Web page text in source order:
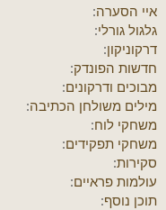
איי הסערה
גלגול גורלי
דרקוניקון
חדשות הפונדק
מבוכים ודרקונים
מילים משולחן הכתיבה
משחקי לוח
משחקי תפקידים
סקירות
עולמות פראיים
תוכן נוסף